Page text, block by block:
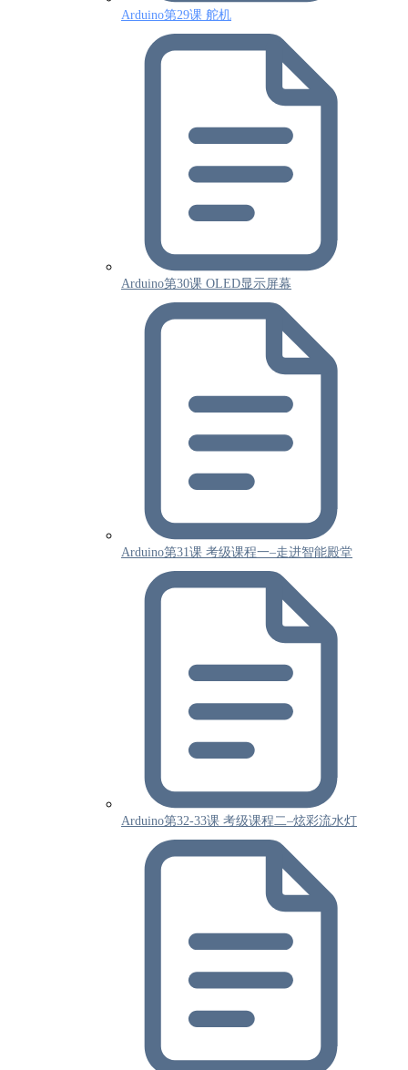
Arduino第29课 舵机
Arduino第30课 OLED显示屏幕
Arduino第31课 考级课程一–走进智能殿堂
Arduino第32-33课 考级课程二–炫彩流水灯